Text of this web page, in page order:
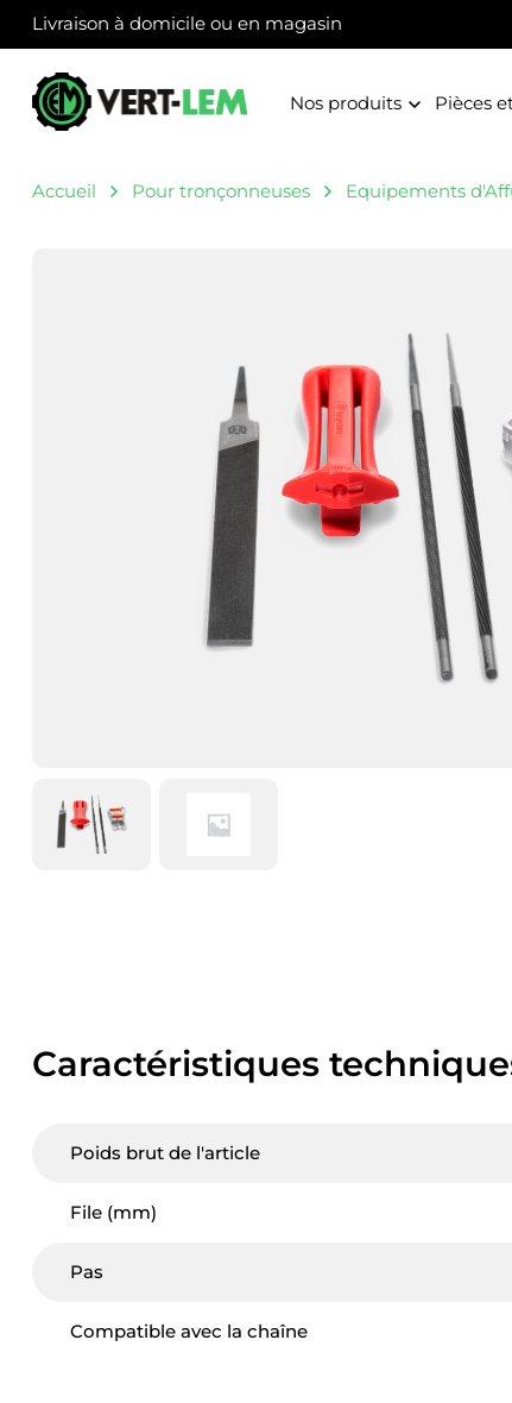
Livraison à domicile ou en magasin
Nos produits Pièces
Accueil Pour tronçonneuses Equipements
Caractéristiques
Poids brut de l'article
File (mm)
Pas
Compatible avec la chaîne